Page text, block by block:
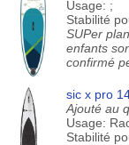
Usage: ;
Stabilité
SUPer
enfants
confirmé
sic x pro
Ajouté au
Usage:
Stabilité